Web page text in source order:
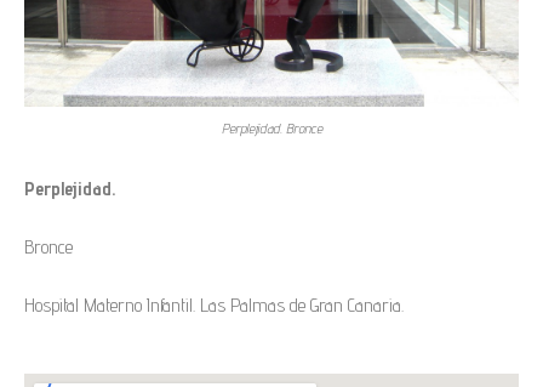
Perplejidad. Bronce
Perplejidad.
Bronce
Hospital Materno Infantil. Las Palmas de Gran Canaria.